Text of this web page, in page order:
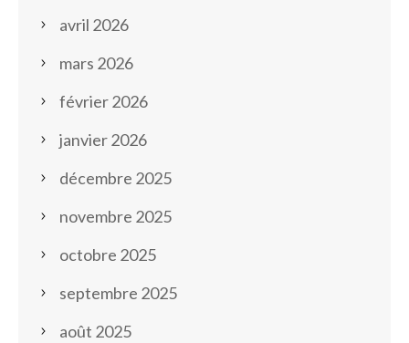
avril 2026
mars 2026
février 2026
janvier 2026
décembre 2025
novembre 2025
octobre 2025
septembre 2025
août 2025